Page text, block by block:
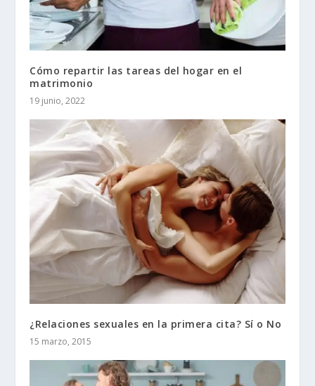
Cómo repartir las tareas del hogar en el
matrimonio
19 junio, 2022
¿Relaciones sexuales en la primera cita? Sí o No
15 marzo, 2015